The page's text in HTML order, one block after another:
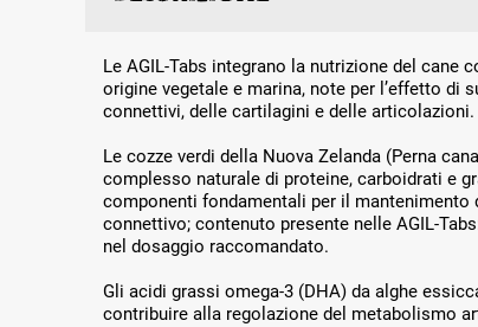
Le AGIL-Tabs integrano la nutrizione del cane
origine vegetale e marina, note per l’effetto di
connettivi, delle cartilagini e delle articolazioni.
Le cozze verdi della Nuova Zelanda (Perna
complesso naturale di proteine, carboidrati e
componenti fondamentali per il mantenimento
connettivo; contenuto presente nelle AGIL-
nel dosaggio raccomandato.
Gli acidi grassi omega-3 (DHA) da alghe
contribuire alla regolazione del metabolismo